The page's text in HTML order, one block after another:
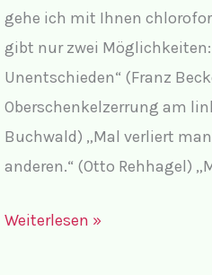
Kater
hat
drei
Wünsche
frei
gehe ich mit Ihnen
gibt nur zwei Möglichkeiten:
Unentschieden“ (Franz
Oberschenkelzerrung am
Buchwald) „Mal verliert
anderen.“ (Otto Rehhagel)
Witze:
Weiterlesen »